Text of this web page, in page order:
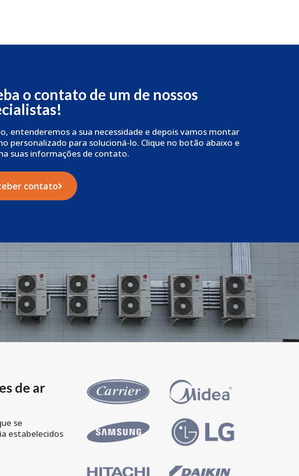
o contato de um de nossos
entenderemos a sua necessidade e depois vamos montar
personalizado para solucioná-lo. Clique no botão abaixo e
suas informações de contato.
contato
de ar
se
estabelecidos